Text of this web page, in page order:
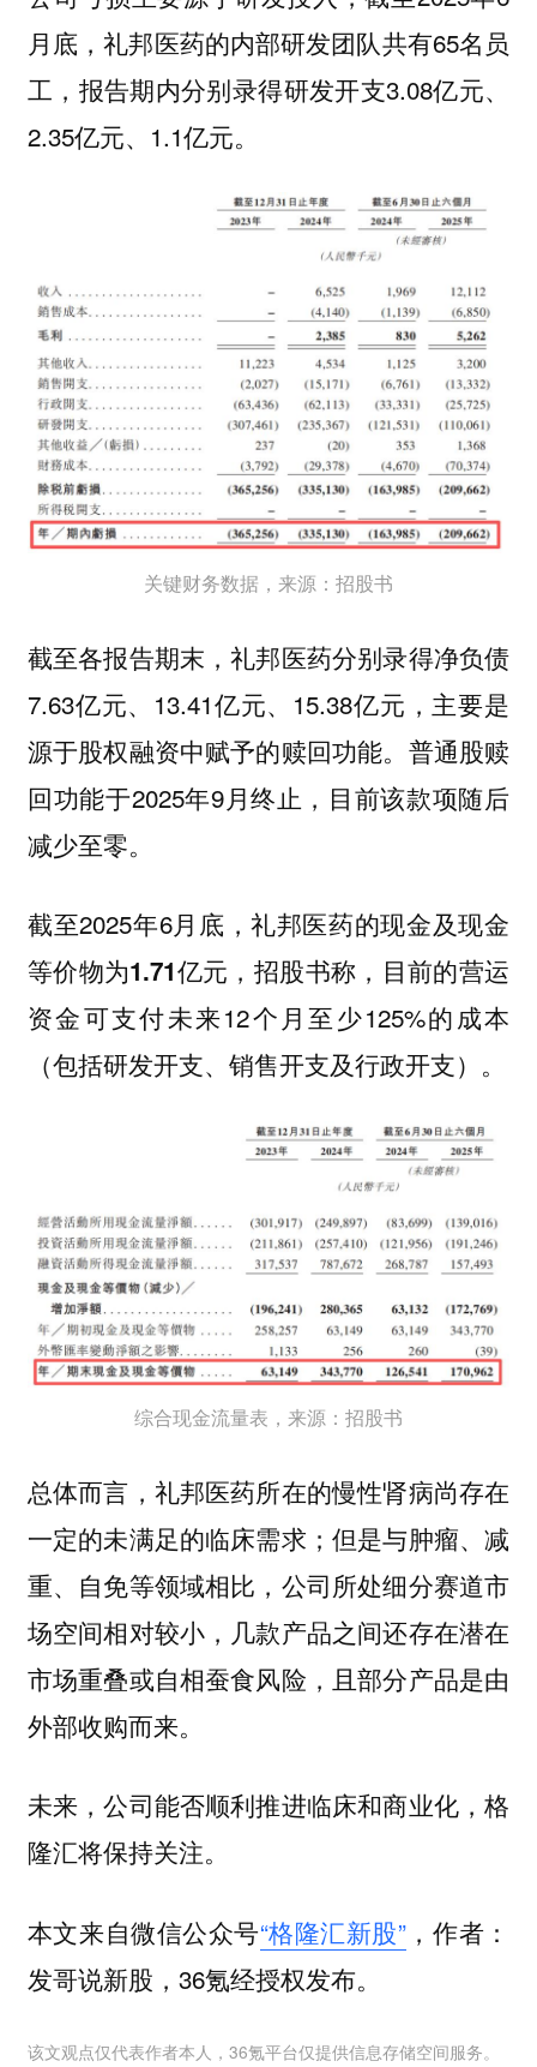
月底，礼邦医药的内部研发团队共有65名员
工，报告期内分别录得研发开支3.08亿元、
2.35亿元、1.1亿元。
关键财务数据，来源：招股书
截至各报告期末，礼邦医药分别录得净负债
7.63亿元、13.41亿元、15.38亿元，主要是
源于股权融资中赋予的赎回功能。普通股赎
回功能于2025年9月终止，目前该款项随后
减少至零。
截至2025年6月底，礼邦医药的现金及现金
等价物为1.71亿元 ，招股书称，目前的营运
资金可支付未来12个月至少125%的成本
（包括研发开支、销售开支及行政开支）。
综合现金流量表，来源：招股书
总体而言，礼邦医药所在的慢性肾病尚存在
一定的未满足的临床需求；但是与肿瘤、减
重、自免等领域相比，公司所处细分赛道市
场空间相对较小，几款产品之间还存在潜在
市场重叠或自相蚕食风险，且部分产品是由
外部收购而来。
未来，公司能否顺利推进临床和商业化，格
隆汇将保持关注。
本文来自微信公众号“格隆汇新股”，作者：
发哥说新股，36氪经授权发布。
该文观点仅代表作者本人，36氪平台仅提供信息存储空间服务。